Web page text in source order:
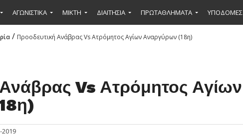
ΑΓΩΝΙΣΤΙΚΑ ΜΙΚΤΉ ΔΙΑΙΤΗΣΙΑ ΠΡΩΤΑΘΛΗΜΑΤΑ ΥΠΟΔΟΜΕΣ
/ Προοδευτική Ανάβρας Vs Ατρόμητος Αγίων Αναργύρων (18η)
Vs Ατρόμητος Αγίων
2019